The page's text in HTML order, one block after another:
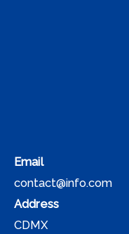
Email
contact@info.com
Address
CDMX